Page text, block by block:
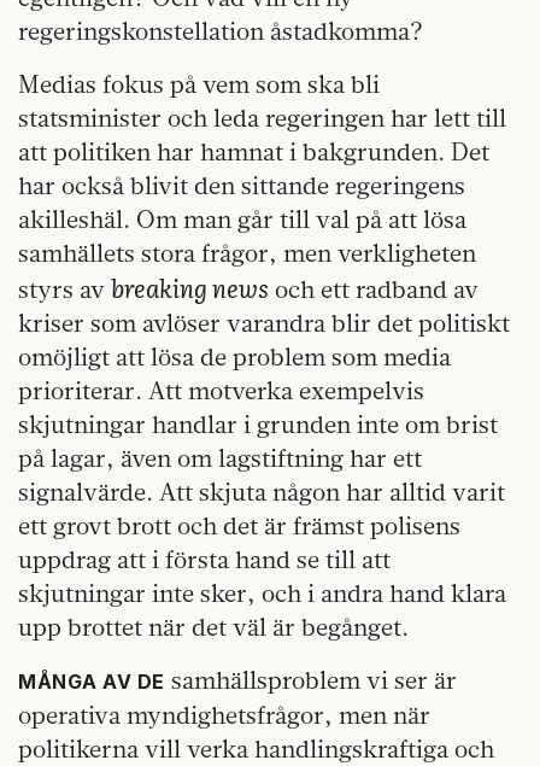
regeringskonstellation åstadkomma?
Medias fokus på vem som ska bli
statsminister och leda regeringen har lett till
att politiken har hamnat i bakgrunden. Det
har också blivit den sittande regeringens
akilleshäl. Om man går till val på att lösa
samhällets stora frågor, men verkligheten
styrs av breaking news och ett radband av
kriser som avlöser varandra blir det politiskt
omöjligt att lösa de problem som media
prioriterar. Att motverka exempelvis
skjutningar handlar i grunden inte om brist
på lagar, även om lagstiftning har ett
signalvärde. Att skjuta någon har alltid varit
ett grovt brott och det är främst polisens
uppdrag att i första hand se till att
skjutningar inte sker, och i andra hand klara
upp brottet när det väl är begånget.
MÅNGA AV DE samhällsproblem vi ser är
operativa myndighetsfrågor, men när
politikerna vill verka handlingskraftiga och